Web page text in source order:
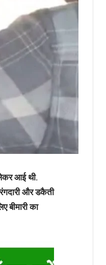
लेकर आई थी.
और डकैती
बीमारी का